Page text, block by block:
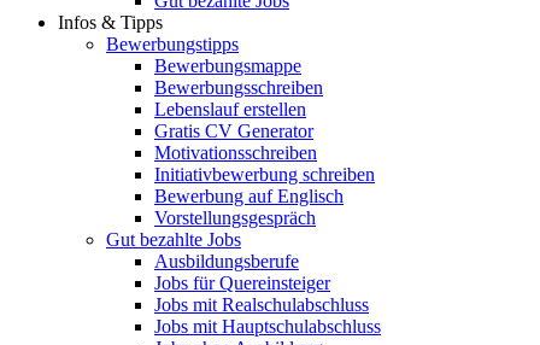
Infos & Tipps
Bewerbungstipps
Bewerbungsmappe
Bewerbungsschreiben
Lebenslauf erstellen
Gratis CV Generator
Motivationsschreiben
Initiativbewerbung schreiben
Bewerbung auf Englisch
Vorstellungsgespräch
Gut bezahlte Jobs
Ausbildungsberufe
Jobs für Quereinsteiger
Jobs mit Realschulabschluss
Jobs mit Hauptschulabschluss